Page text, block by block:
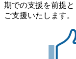
期での支援を前提
ご支援いたします。